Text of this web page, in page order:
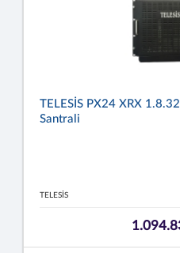
TELESİS PX24 XRX
Santrali
TELESİS